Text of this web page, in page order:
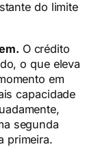
do limite
O crédito
o que eleva
em
capacidade
segunda
primeira.